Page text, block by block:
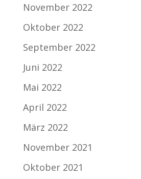
November 2022
Oktober 2022
September 2022
Juni 2022
Mai 2022
April 2022
März 2022
November 2021
Oktober 2021